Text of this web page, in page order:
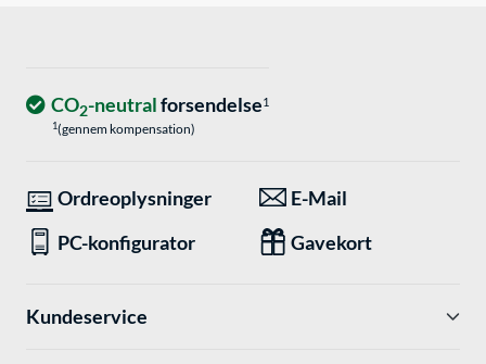
CO2-neutralforsendelse1
1(gennem kompensation)
Ordreoplysninger
E-Mail
PC-konfigurator
Gavekort
Kundeservice